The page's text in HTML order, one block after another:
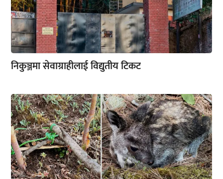
निकुञ्जमा सेवाग्राहीलाई विद्युतीय टिकट